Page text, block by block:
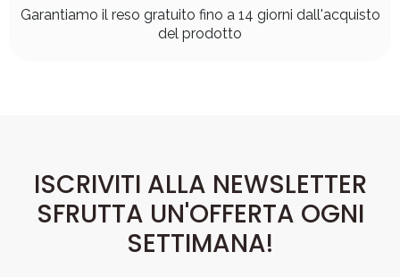
Garantiamo il reso gratuito fino a 14 giorni dall'acquisto
del prodotto
ISCRIVITI ALLA NEWSLETTER
SFRUTTA UN'OFFERTA OGNI
SETTIMANA!